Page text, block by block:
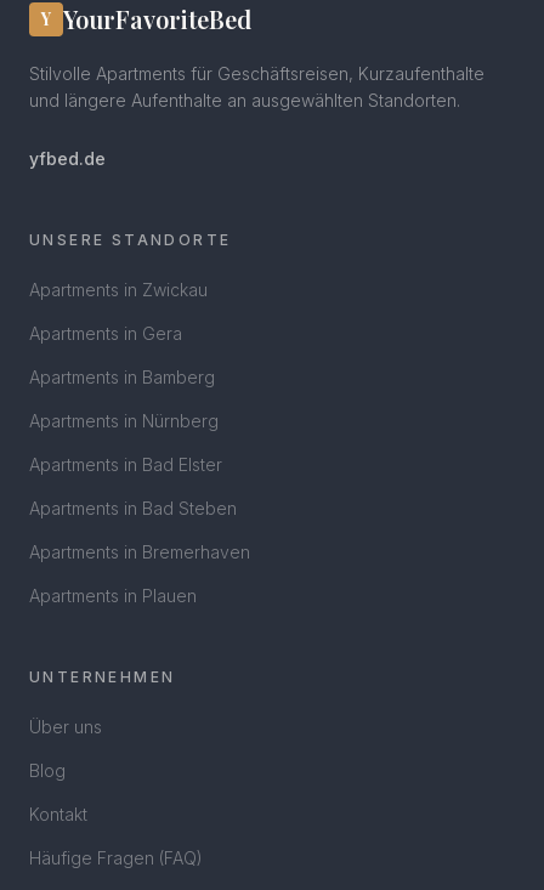
Y YourFavoriteBed
Stilvolle Apartments für Geschäftsreisen, Kurzaufenthalte
und längere Aufenthalte an ausgewählten Standorten.
yfbed.de
UNSERE STANDORTE
Apartments in Zwickau
Apartments in Gera
Apartments in Bamberg
Apartments in Nürnberg
Apartments in Bad Elster
Apartments in Bad Steben
Apartments in Bremerhaven
Apartments in Plauen
UNTERNEHMEN
Über uns
Blog
Kontakt
Häufige Fragen (FAQ)